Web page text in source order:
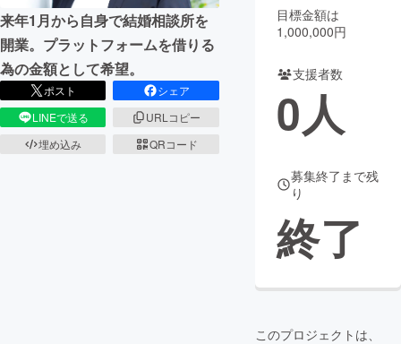
ビジネス・起業 チャレンジ
まちづくり・地域活性化
CAMPFIRE for Social Good
CAMPFIRE Creation
来年1月から自身で結婚相談所を
開業。プラットフォームを借りる
為の金額として希望。
ポスト
シェア
LINEで送る
URLコピー
埋め込み
QRコード
目標金額は
1,000,000円
支援者数
0人
募集終了まで残
り
終了
このプロジェクトは、